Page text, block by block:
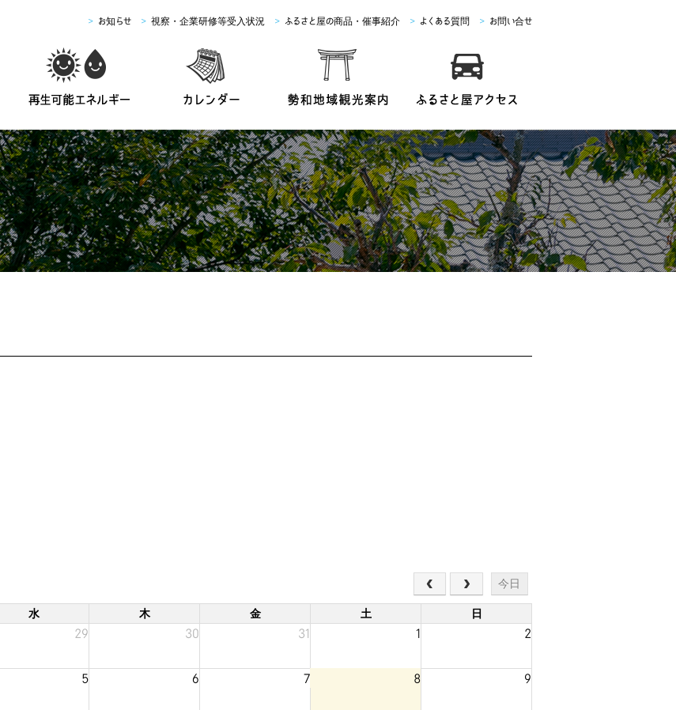
> お知らせ > 視察・企業研修等受入状況 > ふるさと屋の商品・催事紹介 > よくある質問 > お問い合せ
今日
水 木 金 土
日
29 30 31 1 2
5 6 7 8 9